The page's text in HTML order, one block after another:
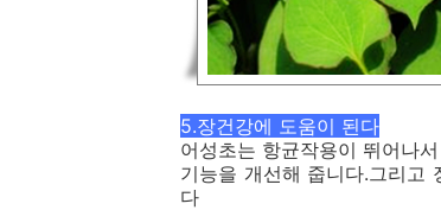
5.장건강에 도움이 된다
어성초는 항균작용이 뛰어나
기능을 개선해 줍니다.그리고
다